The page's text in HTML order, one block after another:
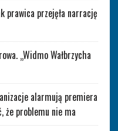
prawica przejęła narrację
„Widmo Wałbrzycha
alarmują premiera
że problemu nie ma